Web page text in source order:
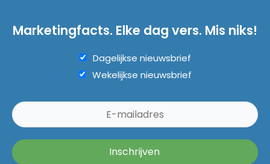
Marketingfacts. Elke dag vers. Mis niks!
Dagelijkse nieuwsbrief
Wekelijkse nieuwsbrief